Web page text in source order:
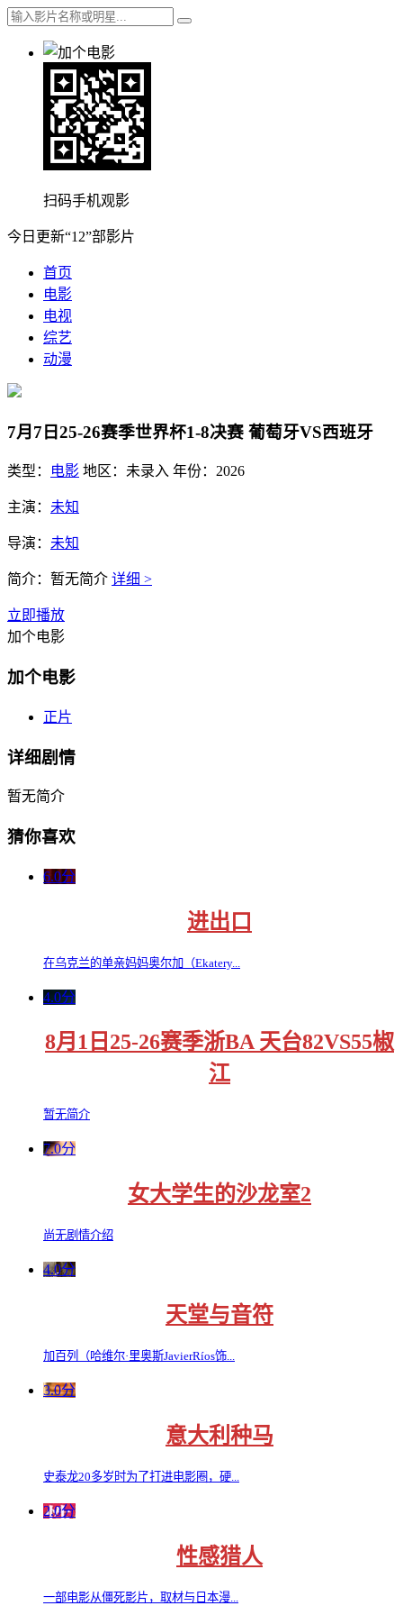
扫码手机观影
今日更新“12”部影片
首页
电影
电视
综艺
动漫
7月7日25-26赛季世界杯1-8决赛 葡萄牙VS西班牙
类型： 电影 地区： 未录入 年份： 2026
主演： 未知
导演： 未知
简介： 暂无简介 详细 >
立即播放
加个电影
加个电影
正片
详细剧情
暂无简介
猜你喜欢
6.0分
进出口
在乌克兰的单亲妈妈奥尔加（Ekatery...
4.0分
8月1日25-26赛季浙BA 天台82VS55椒
江
暂无简介
7.0分
女大学生的沙龙室2
尚无剧情介绍
4.0分
天堂与音符
加百列（哈维尔·里奥斯JavierRíos饰...
3.0分
意大利种马
史泰龙20多岁时为了打进电影圈，硬...
2.0分
性感猎人
一部电影从僵死影片，取材与日本漫...